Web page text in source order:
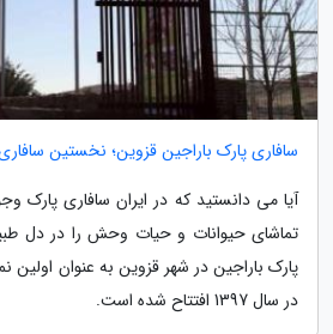
سافاری پارک باراجین قزوین؛ نخستین
آیا می دانستید که در ایران سافاری پارک
تماشای حیوانات و حیات وحش را در دل
پارک باراجین در شهر قزوین به عنوان اولین
در سال 1397 افتتاح شده است.